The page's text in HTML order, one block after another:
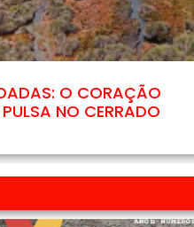
O CORAÇÃO
NO CERRADO